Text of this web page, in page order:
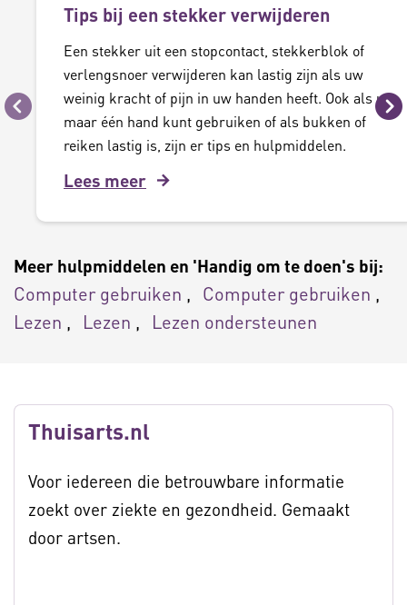
Vorige
Tips bij een stekker verwijderen
Een stekker uit een stopcontact, stekkerblok of
verlengsnoer verwijderen kan lastig zijn als uw
weinig kracht of pijn in uw handen heeft. Ook als u
maar één hand kunt gebruiken of als bukken of
reiken lastig is, zijn er tips en hulpmiddelen.
Lees meer
Meer hulpmiddelen en 'Handig om te doen's bij:
Computer gebruiken
Computer gebruiken
Lezen
Lezen Lezen ondersteunen
Thuisarts.nl
Voor iedereen die betrouwbare informatie
zoekt over ziekte en gezondheid. Gemaakt
door artsen.